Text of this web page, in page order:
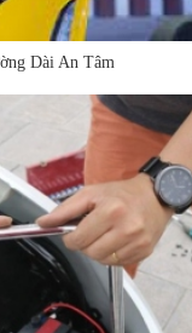
Dài An Tâm